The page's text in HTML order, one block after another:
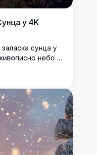
у 4K
сунца у
небо са
водоторања
за
мобилног
пејзажом.
позадину